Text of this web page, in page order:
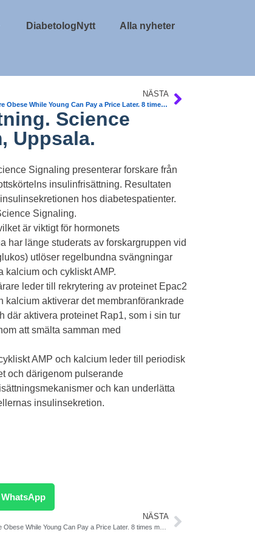
DiabetologNytt Alla nyheter
NÄSTA
Men Who Are Obese While Young Can Pay a Price Later. 8 times more likely to develop T2DM. Danish Study. BMJ Open
Science
Uppsala.
Signaling presenterar forskare från
insulinfrisättning. Resultaten
hos diabetespatienter.
Signaling.
är viktigt för hormonets
har länge studerats av forskargruppen vid
utlöser regelbundna svängningar
kalcium och cykliskt AMP.
leder till rekrytering av proteinet Epac2
aktiverar det membranförankrade
där aktivera proteinet Rap1, som i sin tur
att smälta samman med
AMP och kalcium leder till periodisk
och därigenom pulserande
och kan underlätta
insulinsekretion.
WhatsApp
NÄSTA
Men Who Are Obese While Young Can Pay a Price Later. 8 times more likely to develop T2DM. Danish Study. BMJ Open